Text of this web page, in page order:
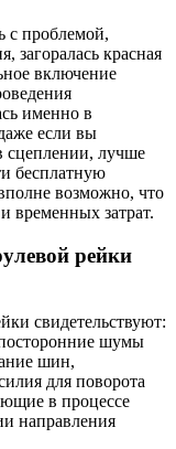
с проблемой,
загоралась красная
включение
именно в
если вы
сцеплении, лучше
бесплатную
возможно, что
временных затрат.
рейки
свидетельствуют:
шумы
шин,
для поворота
в процессе
направления